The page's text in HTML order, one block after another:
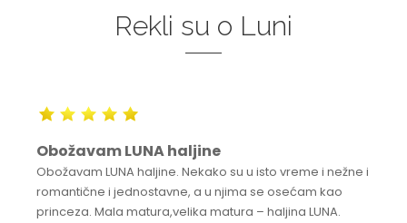
Rekli su o Luni
Obožavam LUNA haljine
Obožavam LUNA haljine. Nekako su u isto vreme i nežne i
romantične i jednostavne, a u njima se osećam kao
princeza. Mala matura,velika matura – haljina LUNA.